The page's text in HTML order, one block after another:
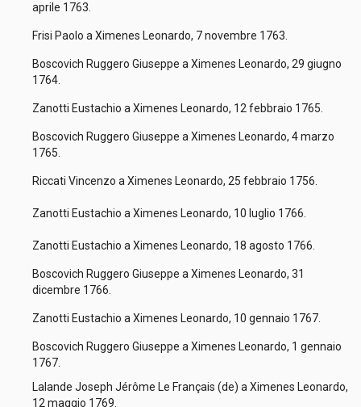
aprile 1763.
Frisi Paolo a Ximenes Leonardo, 7 novembre 1763.
Boscovich Ruggero Giuseppe a Ximenes Leonardo, 29 giugno
1764.
Zanotti Eustachio a Ximenes Leonardo, 12 febbraio 1765.
Boscovich Ruggero Giuseppe a Ximenes Leonardo, 4 marzo
1765.
Riccati Vincenzo a Ximenes Leonardo, 25 febbraio 1756.
Zanotti Eustachio a Ximenes Leonardo, 10 luglio 1766.
Zanotti Eustachio a Ximenes Leonardo, 18 agosto 1766.
Boscovich Ruggero Giuseppe a Ximenes Leonardo, 31
dicembre 1766.
Zanotti Eustachio a Ximenes Leonardo, 10 gennaio 1767.
Boscovich Ruggero Giuseppe a Ximenes Leonardo, 1 gennaio
1767.
Lalande Joseph Jérôme Le Français (de) a Ximenes Leonardo,
12 maggio 1769.